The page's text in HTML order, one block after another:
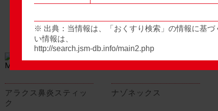
アラクス鼻炎スティッ
ク
ナゾネックス
※ 出典：当情報は、「おくすり検索」の情報に基づ
い情報は、
http://search.jsm-db.info/main2.php